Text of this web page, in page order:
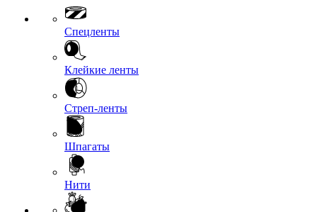
Спецленты
Клейкие ленты
Стреп-ленты
Шпагаты
Нити